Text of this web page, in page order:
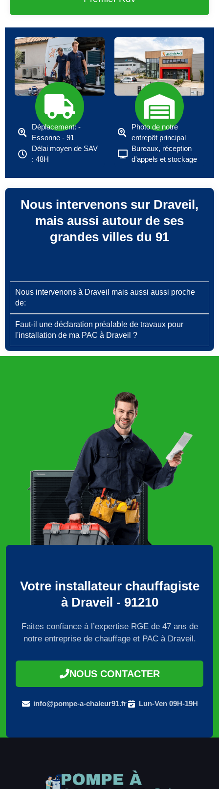
Déplacement: -
Essonne - 91
Délai moyen de SAV
: 48H
Photo de notre
entrepôt principal
Bureaux, réception
d'appels et stockage
Nous intervenons sur Draveil,
mais aussi autour de ses
grandes villes du 91
Nous intervenons à Draveil mais aussi aussi proche
de:
Faut‑il une déclaration préalable de travaux pour
l'installation de ma PAC à Draveil ?
Votre installateur chauffagiste
à Draveil - 91210
Faites confiance à l’expertise RGE de 47 ans de
notre entreprise de chauffage et PAC à Draveil.
NOUS CONTACTER
info@pompe-a-chaleur91.fr Lun-Ven 09H-19H